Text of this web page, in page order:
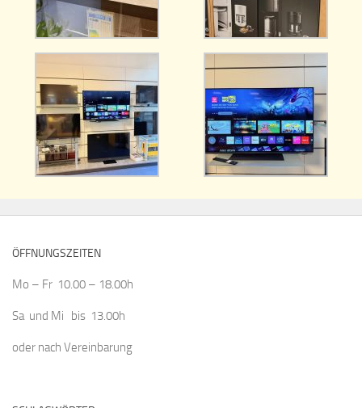
ÖFFNUNGSZEITEN
Mo – Fr 10.00 – 18.00h
Sa und Mi bis 13.00h
oder nach Vereinbarung